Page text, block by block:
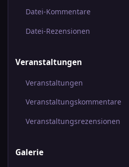
Datei-Kommentare
Datei-Rezensionen
Veranstaltungen
Veranstaltungen
Veranstaltungskommentare
Veranstaltungsrezensionen
Galerie